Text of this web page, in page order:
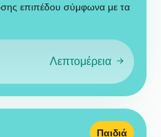
επιπέδου σύμφωνα με τα
Λεπτομέρεια
Παιδιά